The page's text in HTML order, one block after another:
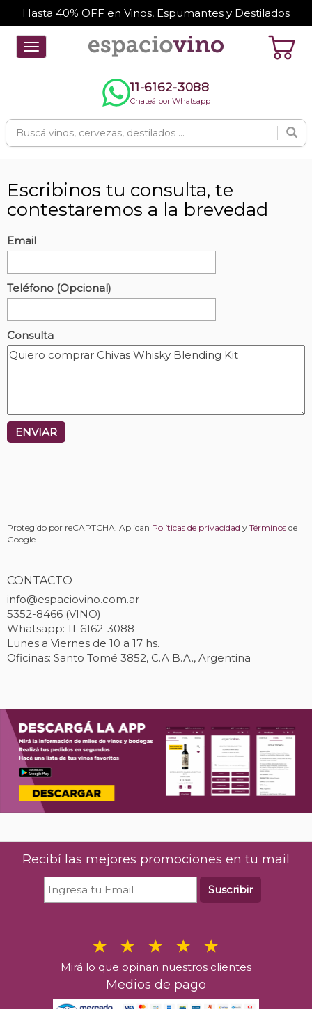
Hasta 40% OFF en Vinos, Espumantes y Destilados
Toggle
navigation
11-6162-3088
Chateá por Whatsapp
Escribinos tu consulta, te
contestaremos a la brevedad
Email
Teléfono (Opcional)
Consulta
ENVIAR
Protegido por reCAPTCHA. Aplican Políticas de privacidad y Términos de
Google.
CONTACTO
info@espaciovino.com.ar
5352-8466 (VINO)
Whatsapp: 11-6162-3088
Lunes a Viernes de 10 a 17 hs.
Oficinas: Santo Tomé 3852, C.A.B.A., Argentina
Recibí las mejores promociones en tu mail
Suscribir
Mirá lo que opinan nuestros clientes
Medios de pago